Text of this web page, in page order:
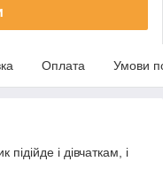
Оплата Умови
і дівчаткам, і